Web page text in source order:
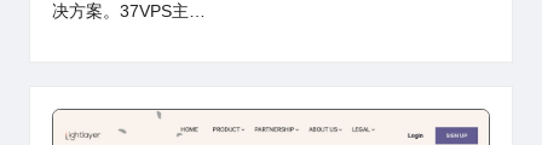
决方案。37VPS主…